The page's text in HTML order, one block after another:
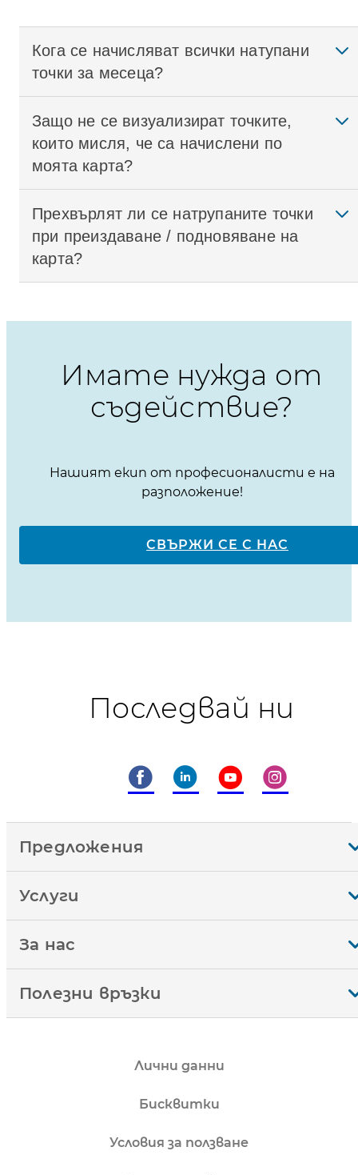
Кога се начисляват всички натупани
точки за месеца?
Защо не се визуализират точките,
които мисля, че са начислени по
моята карта?
Прехвърлят ли се натрупаните точки
при преиздаване / подновяване на
карта?
Имате нужда от
съдействие?
Нашият екип от професионалисти е на
разположение!
СВЪРЖИ СЕ С НАС
Последвай ни
Предложения
Услуги
За нас
Полезни връзки
Лични данни
Бисквитки
Условия за ползване